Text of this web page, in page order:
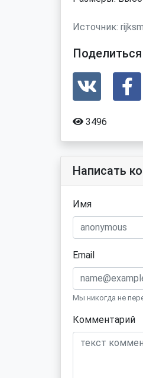
Источник:
Поделиться
3496
Написать
Имя
Email
Мы никогда не
Комментарий